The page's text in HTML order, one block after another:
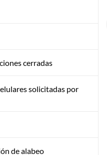
cerradas
solicitadas por
de alabeo